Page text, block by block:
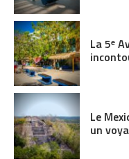
La 5ᵉ
Le
un